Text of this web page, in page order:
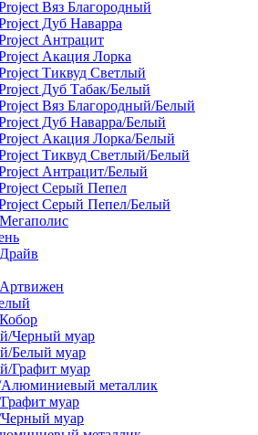
Вяз Благородный
Дуб Наварра
Антрацит
Акация Лорка
Тиквуд Светлый
Дуб Табак/Белый
Вяз Благородный/Белый
Дуб Наварра/Белый
Акация Лорка/Белый
Тиквуд Светлый/Белый
Антрацит/Белый
Серый Пепел
Серый Пепел/Белый
Черный муар
Белый муар
Графит муар
металлик
муар
муар